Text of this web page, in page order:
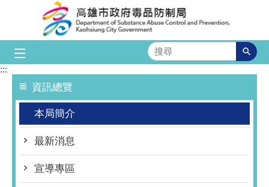
跳到主要內容區塊
搜
尋
:::
資訊總覽
本局簡介
最新消息
宣導專區